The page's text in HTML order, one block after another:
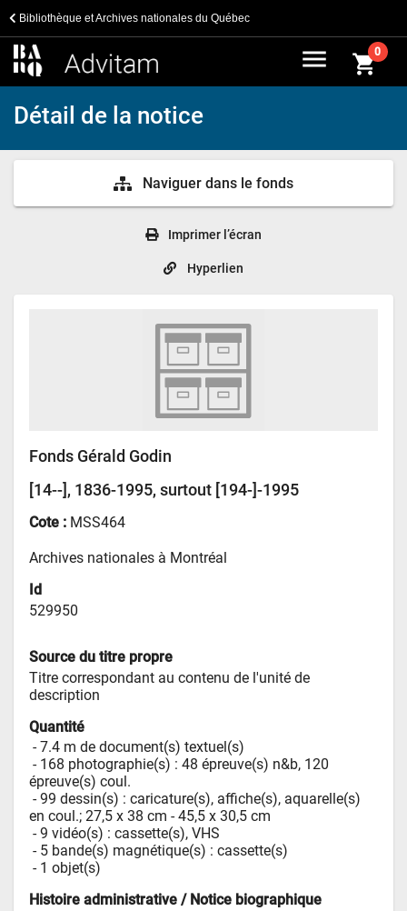
Bibliothèque et Archives nationales du Québec
menu shopping_cart0
Détail de la notice
Naviguer dans le fonds
Imprimer l’écran
Hyperlien
Fonds Gérald Godin
[14--], 1836-1995, surtout [194-]-1995
Cote : MSS464
Archives nationales à Montréal
Id
529950
Source du titre propre
Titre correspondant au contenu de l'unité de
description
Quantité
- 7.4 m de document(s) textuel(s)
- 168 photographie(s) : 48 épreuve(s) n&b, 120
épreuve(s) coul.
- 99 dessin(s) : caricature(s), affiche(s), aquarelle(s)
en coul.; 27,5 x 38 cm - 45,5 x 30,5 cm
- 9 vidéo(s) : cassette(s), VHS
- 5 bande(s) magnétique(s) : cassette(s)
- 1 objet(s)
Histoire administrative / Notice biographique